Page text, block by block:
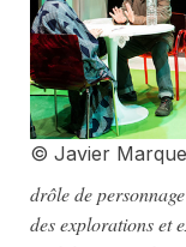
© Javier
drôle de
des explorations et